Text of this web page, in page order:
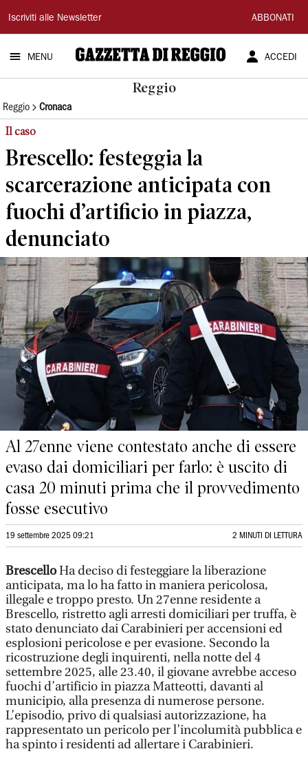
Gazzetta
di
Reggio
Iscriviti alle Newsletter ABBONATI
MENU ACCEDI
Reggio
Reggio Cronaca
Il caso
Brescello: festeggia la
scarcerazione anticipata con
fuochi d’artificio in piazza,
denunciato
Al 27enne viene contestato anche di essere
evaso dai domiciliari per farlo: è uscito di
casa 20 minuti prima che il provvedimento
fosse esecutivo
19 settembre 2025 09:21 2 MINUTI DI LETTURA
BrescelloHa deciso di festeggiare la liberazione
anticipata, ma lo ha fatto in maniera pericolosa,
illegale e troppo presto. Un 27enne residente a
Brescello, ristretto agli arresti domiciliari per truffa, è
stato denunciato dai Carabinieri per accensioni ed
esplosioni pericolose e per evasione. Secondo la
ricostruzione degli inquirenti, nella notte del 4
settembre 2025, alle 23.40, il giovane avrebbe acceso
fuochi d’artificio in piazza Matteotti, davanti al
municipio, alla presenza di numerose persone.
L’episodio, privo di qualsiasi autorizzazione, ha
rappresentato un pericolo per l’incolumità pubblica e
ha spinto i residenti ad allertare i Carabinieri.